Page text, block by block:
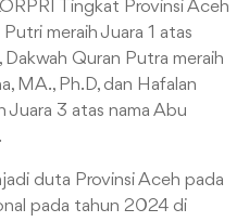
Tingkat Provinsi Aceh
meraih Juara 1 atas
Quran Putra meraih
MA., Ph.D, dan Hafalan
Juara 3 atas nama Abu
duta Provinsi Aceh pada
pada tahun 2024 di